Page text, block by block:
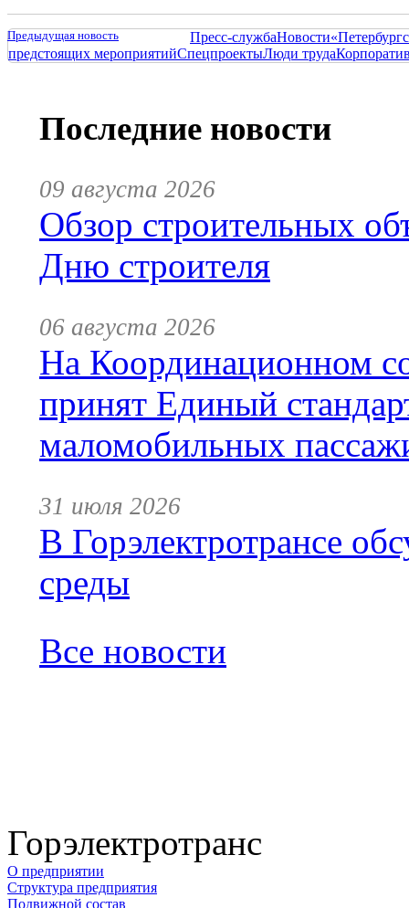
Предыдущая новость Пресс-службаНовости
предстоящих мероприятийСпецпроектыЛюди труда
Последние новости
09 августа 2026
Обзор строительных
Дню строителя
06 августа 2026
На Координационном
принят Единый
маломобильных
31 июля 2026
В Горэлектротрансе
среды
Все новости
Горэлектротранс
О предприятии
Структура предприятия
Подвижной состав